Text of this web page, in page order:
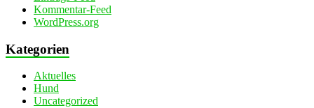
Kommentar-Feed
WordPress.org
Kategorien
Aktuelles
Hund
Uncategorized